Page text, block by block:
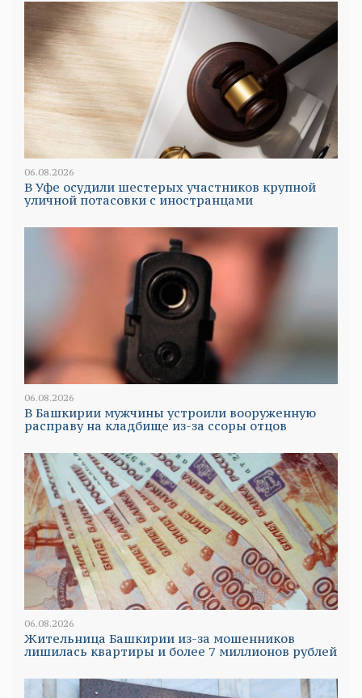
06.08.2026
В Уфе осудили шестерых участников крупной
уличной потасовки с иностранцами
06.08.2026
В Башкирии мужчины устроили вооруженную
расправу на кладбище из-за ссоры отцов
06.08.2026
Жительница Башкирии из-за мошенников
лишилась квартиры и более 7 миллионов рублей